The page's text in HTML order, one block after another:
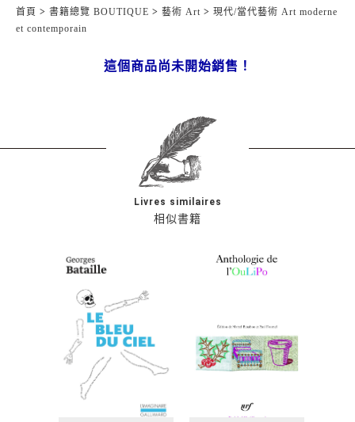
首頁 > 書籍總覽 BOUTIQUE > 藝術 Art > 現代/當代藝術 Art moderne
et contemporain
這個商品尚未開始銷售！
相似書籍
Livres similaires